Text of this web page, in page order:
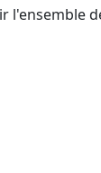
l'ensemble